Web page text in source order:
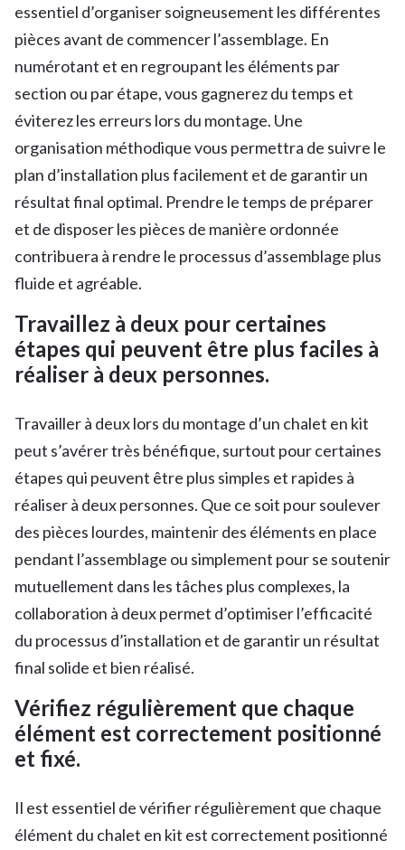
essentiel d’organiser soigneusement les différentes
pièces avant de commencer l’assemblage. En
numérotant et en regroupant les éléments par
section ou par étape, vous gagnerez du temps et
éviterez les erreurs lors du montage. Une
organisation méthodique vous permettra de suivre le
plan d’installation plus facilement et de garantir un
résultat final optimal. Prendre le temps de préparer
et de disposer les pièces de manière ordonnée
contribuera à rendre le processus d’assemblage plus
fluide et agréable.
Travaillez à deux pour certaines
étapes qui peuvent être plus faciles à
réaliser à deux personnes.
Travailler à deux lors du montage d’un chalet en kit
peut s’avérer très bénéfique, surtout pour certaines
étapes qui peuvent être plus simples et rapides à
réaliser à deux personnes. Que ce soit pour soulever
des pièces lourdes, maintenir des éléments en place
pendant l’assemblage ou simplement pour se soutenir
mutuellement dans les tâches plus complexes, la
collaboration à deux permet d’optimiser l’efficacité
du processus d’installation et de garantir un résultat
final solide et bien réalisé.
Vérifiez régulièrement que chaque
élément est correctement positionné
et fixé.
Il est essentiel de vérifier régulièrement que chaque
élément du chalet en kit est correctement positionné